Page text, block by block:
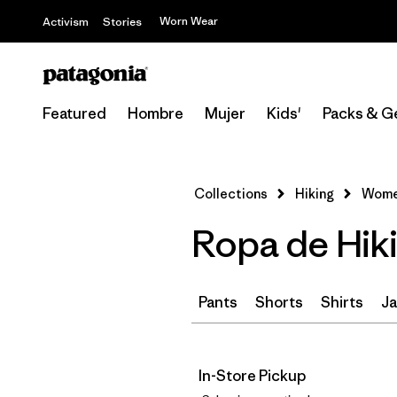
Activism Stories Worn Wear
Featured Hombre Mujer Kids' Packs &
Collections Hiking
Ropa de
Pants Shorts Shirts
In-Store Pickup